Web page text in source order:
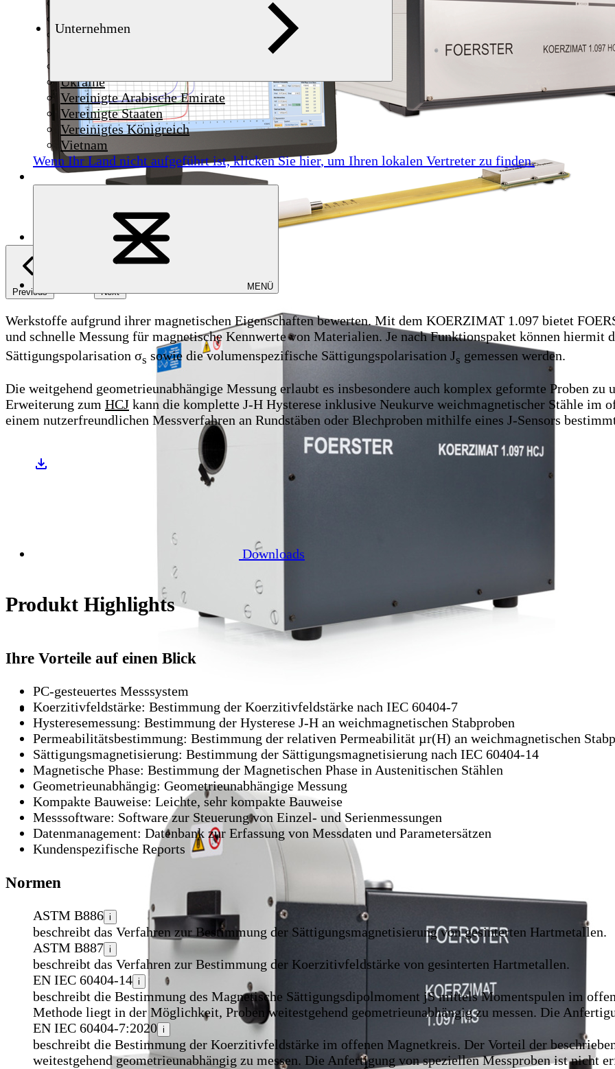
Tschechien
Ukraine
Vereinigte Arabische Emirate
Vereinigte Staaten
Vereinigtes Königreich
Vietnam
Wenn Ihr Land nicht aufgeführt ist,klicken Sie hier, um Ihren lokalen Vertreter zu finden.
MENÜ
Unternehmen
Previous Next
Werkstoffe aufgrund ihrer magnetischen Eigenschaften bewerten. Mit dem KOERZIMAT 1.097 bietet
und schnelle Messung für magnetische Kennwerte von Materialien. Je nach Funktionspaket können
Sättigungspolarisation σs sowie die volumenspezifische Sättigungspolarisation Js gemessen werden.
Die weitgehend geometrieunabhängige Messung erlaubt es insbesondere auch komplex geformte Proben zu
Erweiterung zum HCJ kann die komplette J-H Hysterese inklusive Neukurve weichmagnetischer Stähle im
einem nutzerfreundlichen Messverfahren an Rundstäben oder Blechproben mithilfe eines J-Sensors
Downloads
Produkt Highlights
Ihre Vorteile auf einen Blick
PC-gesteuertes Messsystem
Koerzitivfeldstärke: Bestimmung der Koerzitivfeldstärke nach IEC 60404-7
Hysteresemessung: Bestimmung der Hysterese J-H an weichmagnetischen Stabproben
Permeabilitätsbestimmung: Bestimmung der relativen Permeabilität µr(H) an weichmagnetischen
Sättigungsmagnetisierung: Bestimmung der Sättigungsmagnetisierung nach IEC 60404-14
Magnetische Phase: Bestimmung der Magnetischen Phase in Austenitischen Stählen
Geometrieunabhängig: Geometrieunabhängige Messung
Kompakte Bauweise: Leichte, sehr kompakte Bauweise
Messsoftware: Software zur Steuerung von Einzel- und Serienmessungen
Datenmanagement: Datenbank zur Erfassung von Messdaten und Parametersätzen
Kundenspezifische Reports
Normen
ASTM B886 i
beschreibt das Verfahren zur Bestimmung der Sättigungsmagnetisierung von gesinterten Hartmetallen.
ASTM B887 i
beschreibt das Verfahren zur Bestimmung der Koerzitivfeldstärke von gesinterten Hartmetallen.
EN IEC 60404-14 i
beschreibt die Bestimmung des Magnetische Sättigungsdipolmoment jS mittels Momentspulen im
Methode liegt in der Möglichkeit, Proben weitestgehend geometrieunabhängig zu messen. Die
EN IEC 60404-7:2020 i
beschreibt die Bestimmung der Koerzitivfeldstärke im offenen Magnetkreis. Der Vorteil der
weitestgehend geometrieunabhängig zu messen. Die Anfertigung von speziellen Messproben ist nicht